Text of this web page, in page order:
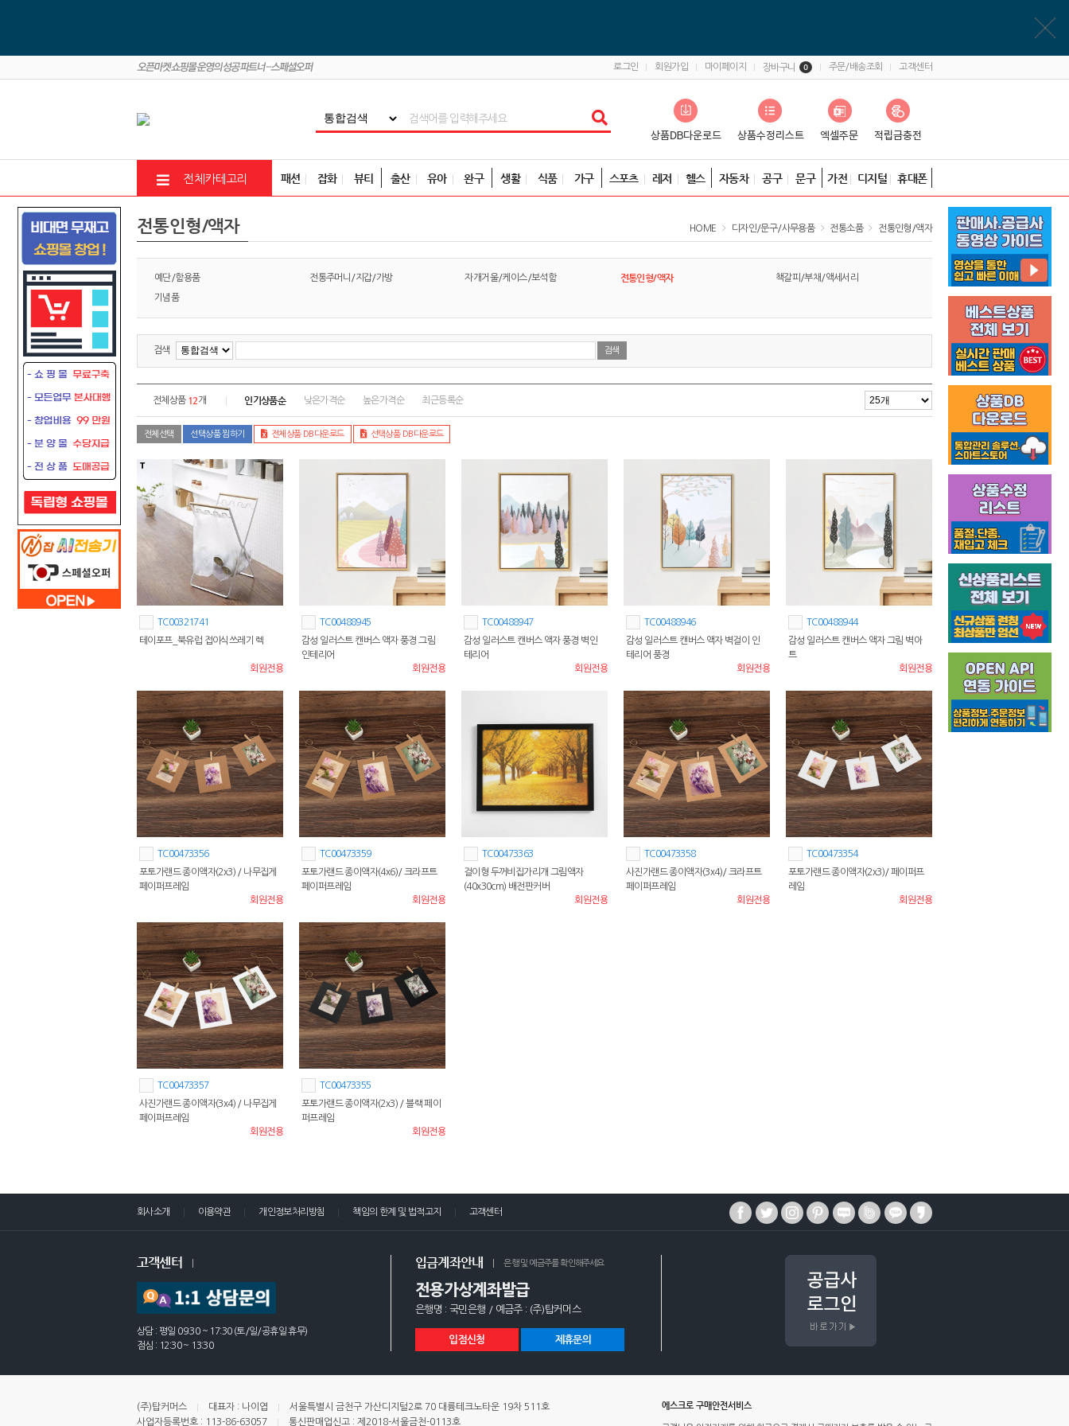
로그인 회원가입 마이페이지 장바구니 0 주문/배송조회 고객센터
전체카테고리 패션 잡화 뷰티 출산 유아 완구 생활 식품 가구 스포츠 레저 헬스 자동차 공구 문구 가전 디지털 휴대폰
전통인형/액자 HOME 디자인/문구/사무용품 전통소품 전통인형/액자
예단/함용품 전통주머니/지갑/가방 자개거울/케이스/보석함 전통인형/액자 책갈피/부채/액세서리
기념품
검색
전체상품 12개 인기상품순 낮은가격순 높은가격순 최근등록순
전체선택 선택상품 찜하기 전체상품 DB다운로드 선택상품 DB다운로드
TC00321741
테이포프_북유럽 접이식쓰레기 렉
회원전용
TC00488945
감성 일러스트 캔버스 액자 풍경 그림
인테리어
회원전용
TC00488947
감성 일러스트 캔버스 액자 풍경 벽인
테리어
회원전용
TC00488946
감성 일러스트 캔버스 액자 벽걸이 인
테리어 풍경
회원전용
TC00488944
감성 일러스트 캔버스 액자 그림 벽아
트
회원전용
TC00473356
포토가랜드 종이액자(2x3) / 나무집게
페이퍼프레임
회원전용
TC00473359
포토가랜드 종이액자(4x6)/ 크라프트
페이퍼프레임
회원전용
TC00473363
걸이형 두꺼비집가리개 그림액자
(40x30cm) 배전판커버
회원전용
TC00473358
사진가랜드 종이액자(3x4)/ 크라프트
페이퍼프레임
회원전용
TC00473354
포토가랜드 종이액자(2x3)/ 페이퍼프
레임
회원전용
TC00473357
사진가랜드 종이액자(3x4) / 나무집게
페이퍼프레임
회원전용
TC00473355
포토가랜드 종이액자(2x3) / 블랙 페이
퍼프레임
회원전용
회사소개 이용약관 개인정보처리방침 책임의 한계 및 법적고지 고객센터
고객센터
상담 : 평일 09:30 ~ 17:30 (토/일/공휴일 휴무)
점심 : 12:30 ~ 13:30
입금계좌안내 은행 및 예금주를 확인해주세요
전용가상계좌발급
은행명 : 국민은행 / 예금주 : (주)탑커머스
입점신청 제휴문의
(주)탑커머스 대표자 : 나이엽
서울특별시 금천구 가산디지털2로 70 대륭테크노타운 19차 511호
사업자등록번호 : 113-86-63057
통신판매업신고 : 제2018-서울금천-0113호
에스크로 구매안전서비스